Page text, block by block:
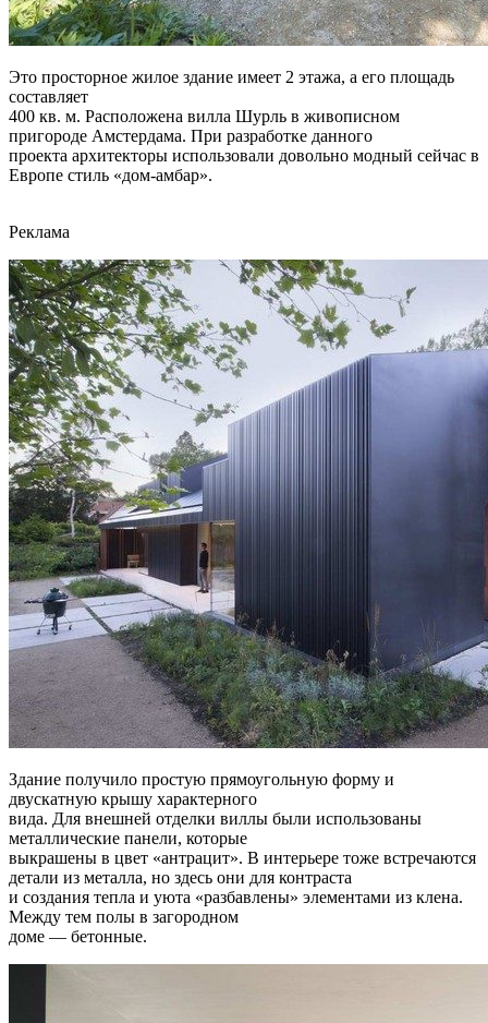
Это просторное жилое здание имеет 2 этажа, а его площадь
составляет
400 кв. м. Расположена вилла Шурль в живописном
пригороде Амстердама. При разработке данного
проекта архитекторы использовали довольно модный сейчас в
Европе стиль «дом-амбар».
Реклама
Здание получило простую прямоугольную форму и
двускатную крышу характерного
вида. Для внешней отделки виллы были использованы
металлические панели, которые
выкрашены в цвет «антрацит». В интерьере тоже встречаются
детали из металла, но здесь они для контраста
и создания тепла и уюта «разбавлены» элементами из клена.
Между тем полы в загородном
доме — бетонные.